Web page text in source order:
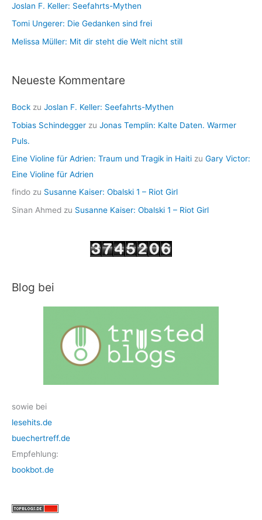
Joslan F. Keller: Seefahrts-Mythen
Tomi Ungerer: Die Gedanken sind frei
Melissa Müller: Mit dir steht die Welt nicht still
Neueste Kommentare
Bock zu Joslan F. Keller: Seefahrts-Mythen
Tobias Schindegger zu Jonas Templin: Kalte Daten. Warmer
Puls.
Eine Violine für Adrien: Traum und Tragik in Haiti zu Gary Victor:
Eine Violine für Adrien
findo zu Susanne Kaiser: Obalski 1 – Riot Girl
Sinan Ahmed zu Susanne Kaiser: Obalski 1 – Riot Girl
Blog bei
sowie bei
lesehits.de
buechertreff.de
Empfehlung:
bookbot.de